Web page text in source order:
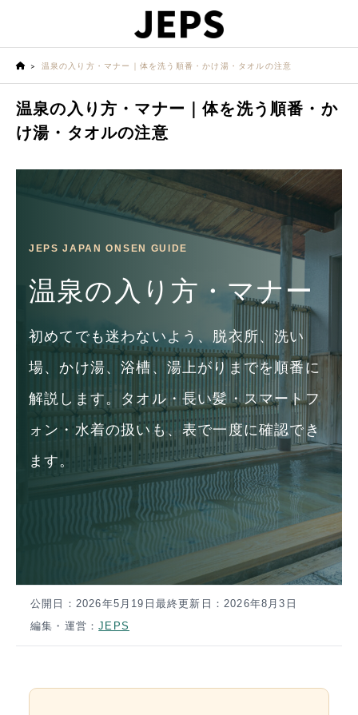
温泉の入り方・マナー｜体を洗う順番・かけ湯・タオルの注意
温泉の入り方・マナー｜体を洗う順番・か
け湯・タオルの注意
JEPS JAPAN ONSEN GUIDE
温泉の入り方・マナー
初めてでも迷わないよう、脱衣所、洗い
場、かけ湯、浴槽、湯上がりまでを順番に
解説します。タオル・長い髪・スマートフ
ォン・水着の扱いも、表で一度に確認でき
ます。
公開日： 2026年5月19日 最終更新日：2026年8月3日
編集・運営：JEPS